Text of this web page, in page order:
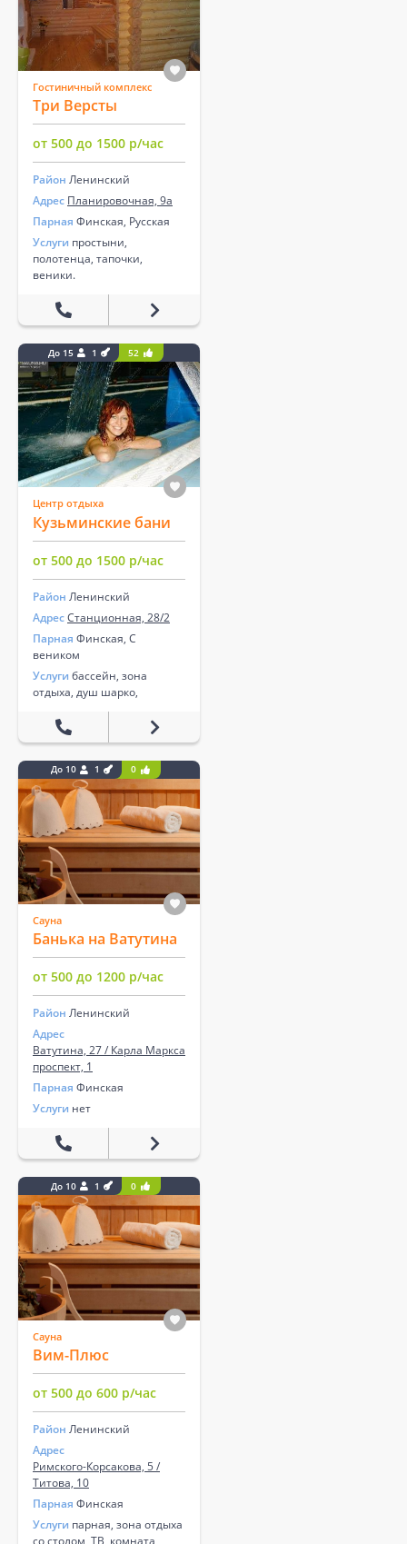
Гостиничный комплекс
Три Версты
от 500 до 1500 р/час
Район Ленинский
Адрес Планировочная, 9а
Парная Финская, Русская
Услуги простыни,
полотенца, тапочки,
веники.
До 15 1 52
Центр отдыха
Кузьминские бани
от 500 до 1500 р/час
Район Ленинский
АдресСтанционная, 28/2
Парная Финская, С
веником
Услуги бассейн, зона
отдыха, душ шарко,
До 10 1 0
Сауна
Банька на Ватутина
от 500 до 1200 р/час
Район Ленинский
Адрес
Ватутина, 27 / Карла Маркса
проспект, 1
Парная Финская
Услуги нет
До 10 1 0
Сауна
Вим-Плюс
от 500 до 600 р/час
Район Ленинский
Адрес
Римского-Корсакова, 5 /
Титова, 10
Парная Финская
Услуги парная, зона отдыха